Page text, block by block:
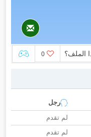
الملف؟ 0
رجل
لم تقدم
لم تقدم